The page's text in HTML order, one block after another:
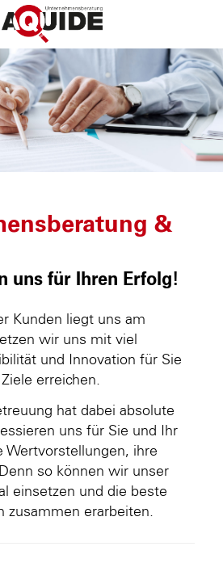
&
uns für Ihren Erfolg!
Kunden liegt uns am
wir uns mit viel
und Innovation für Sie
erreichen.
hat dabei absolute
uns für Sie und Ihr
Wertvorstellungen, ihre
so können wir unser
einsetzen und die beste
zusammen erarbeiten.